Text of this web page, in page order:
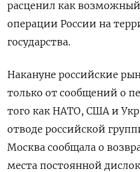
расценил как
операции России на
государства.
Накануне российские
только от сообщений о
того как НАТО, США и
отводе российской
Москва сообщала о
места постоянной